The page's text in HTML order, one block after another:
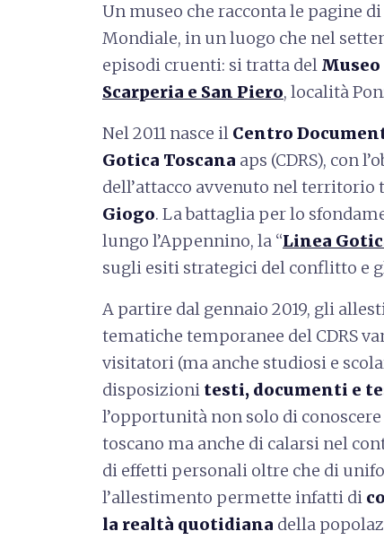
Un museo che racconta le pagine
Mondiale, in un luogo che nel
episodi cruenti: si tratta del Museo
Scarperia e San Piero, località
Nel 2011 nasce il Centro
Gotica Toscana aps (CDRS), con
dell’attacco avvenuto nel territorio
Giogo. La battaglia per lo
lungo l’Appennino, la “Linea
sugli esiti strategici del conflitto e
A partire dal gennaio 2019, gli
tematiche temporanee del CDRS
visitatori (ma anche studiosi e
disposizioni testi, documenti e
l’opportunità non solo di
toscano ma anche di calarsi nel
di effetti personali oltre che di
l’allestimento permette infatti di
la realtà quotidiana della